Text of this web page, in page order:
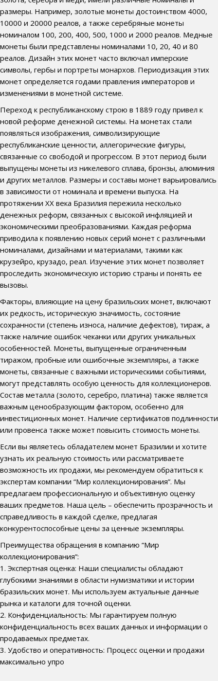
размеры. Например, золотые монеты достоинством 4000,
10000 и 20000 реалов, а также серебряные монеты
номиналом 100, 200, 400, 500, 1000 и 2000 реалов. Медные
монеты были представлены номиналами 10, 20, 40 и 80
реалов. Дизайн этих монет часто включал имперские
символы, гербы и портреты монархов. Периодизация этих
монет определяется годами правления императоров и
изменениями в монетной системе.
Переход к республиканскому строю в 1889 году привел к
новой реформе денежной системы. На монетах стали
появляться изображения, символизирующие
республиканские ценности, аллегорические фигуры,
связанные со свободой и прогрессом. В этот период были
выпущены монеты из никелевого сплава, бронзы, алюминия
и других металлов. Размеры и составы монет варьировались
в зависимости от номинала и времени выпуска. На
протяжении XX века Бразилия пережила несколько
денежных реформ, связанных с высокой инфляцией и
экономическими преобразованиями. Каждая реформа
приводила к появлению новых серий монет с различными
номиналами, дизайнами и материалами, такими как
крузейро, крузадо, реал. Изучение этих монет позволяет
проследить экономическую историю страны и понять ее
вызовы.
Факторы, влияющие на цену бразильских монет, включают
их редкость, историческую значимость, состояние
сохранности (степень износа, наличие дефектов), тираж, а
также наличие ошибок чеканки или других уникальных
особенностей. Монеты, выпущенные ограниченным
тиражом, пробные или ошибочные экземпляры, а также
монеты, связанные с важными историческими событиями,
могут представлять особую ценность для коллекционеров.
Состав металла (золото, серебро, платина) также является
важным ценообразующим фактором, особенно для
инвестиционных монет. Наличие сертификатов подлинности
или провенса также может повысить стоимость монеты.
Если вы являетесь обладателем монет Бразилии и хотите
узнать их реальную стоимость или рассматриваете
возможность их продажи, мы рекомендуем обратиться к
экспертам компании “Мир коллекционирования”. Мы
предлагаем профессиональную и объективную оценку
ваших предметов. Наша цель – обеспечить прозрачность и
справедливость в каждой сделке, предлагая
конкурентоспособные цены за ценные экземпляры.
Преимущества обращения в компанию “Мир
коллекционирования”:
1. Экспертная оценка: Наши специалисты обладают
глубокими знаниями в области нумизматики и истории
бразильских монет. Мы используем актуальные данные
рынка и каталоги для точной оценки.
2. Конфиденциальность: Мы гарантируем полную
конфиденциальность всех ваших данных и информации о
продаваемых предметах.
3. Удобство и оперативность: Процесс оценки и продажи
максимально упро